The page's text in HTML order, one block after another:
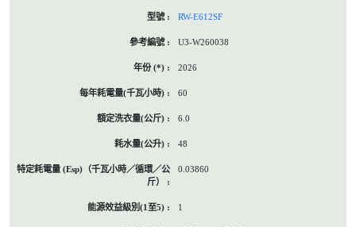
RW-E612SF
U3-W260038
2026
60
6.0
48
0.03860
1